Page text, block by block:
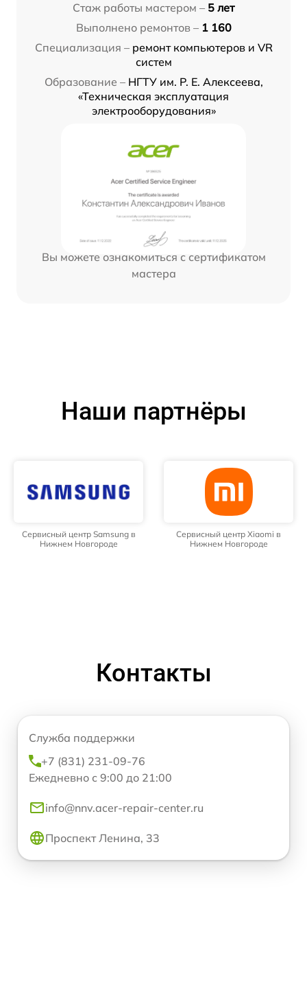
Стаж работы мастером – 5 лет
Выполнено ремонтов – 1 160
Специализация – ремонт компьютеров и VR
систем
Образование – НГТУ им. Р. Е. Алексеева,
«Техническая эксплуатация
электрооборудования»
Вы можете ознакомиться с сертификатом
мастера
Наши партнёры
Сервисный центр Samsung в
Нижнем Новгороде
Сервисный центр Xiaomi в
Нижнем Новгороде
Контакты
Служба поддержки
+7 (831) 231-09-76
Ежедневно с 9:00 до 21:00
info@nnv.acer-repair-center.ru
Проспект Ленина, 33